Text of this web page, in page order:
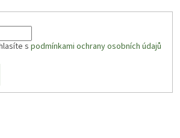
s podmínkami ochrany osobních údajů